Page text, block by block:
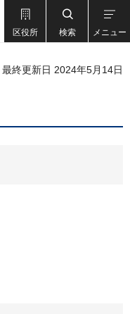
区役所 検索 メニュー
最終更新日 2024年5月14日